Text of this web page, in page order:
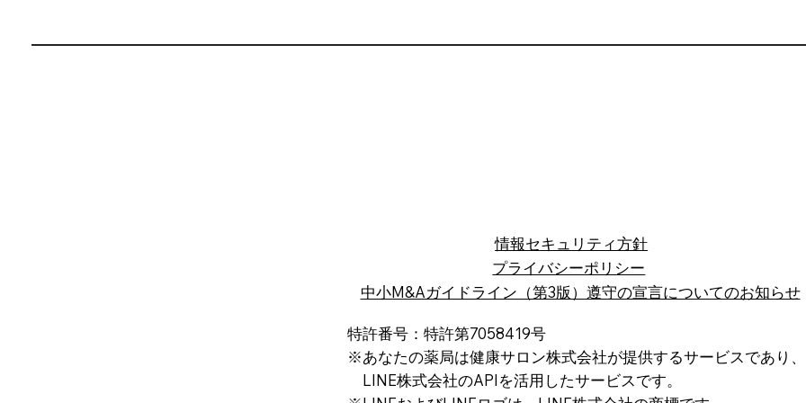
中小M&Aガイドライン（第3版）遵守の宣言についてのお知らせ
プライバシーポリシー
​情報セキュリティ方針
特許番号：特許第7058419号
※あなたの薬局は健康サロン株式会社が提供するサービスであり、
LINE株式会社のAPIを活用したサービスです。